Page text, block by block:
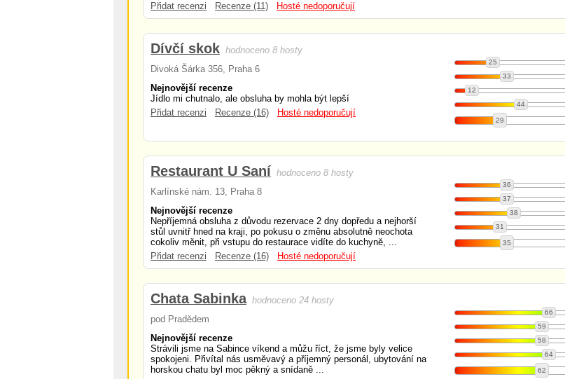
Přidat recenzi
Recenze (11) Hosté nedoporučují
Dívčí skok hodnoceno 8 hosty
Divoká Šárka 356, Praha 6
Nejnovější recenze
Jídlo mi chutnalo, ale obsluha by mohla být lepší
Přidat recenzi
Recenze (16) Hosté nedoporučují
25
33
12
44
29
Restaurant U Saní hodnoceno 8 hosty
Karlínské nám. 13, Praha 8
Nejnovější recenze
Nepříjemná obsluha z důvodu rezervace 2 dny dopředu a nejhorší
stůl uvnitř hned na kraji, po pokusu o změnu absolutně neochota
cokoliv měnit, při vstupu do restaurace vidíte do kuchyně, ...
Přidat recenzi
Recenze (16) Hosté nedoporučují
36
37
38
31
35
Chata Sabinka hodnoceno 24 hosty
pod Pradědem
Nejnovější recenze
Strávili jsme na Sabince víkend a můžu říct, že jsme byly velice
spokojeni. Přivítal nás usměvavý a příjemný personál, ubytování na
horskou chatu byl moc pěkný a snídaně ...
66
59
58
64
62